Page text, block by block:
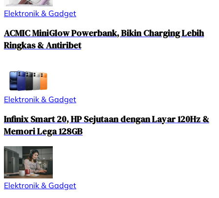
Elektronik & Gadget
ACMIC MiniGlow Powerbank, Bikin Charging Lebih
Ringkas & Antiribet
Elektronik & Gadget
Infinix Smart 20, HP Sejutaan dengan Layar 120Hz &
Memori Lega 128GB
Elektronik & Gadget